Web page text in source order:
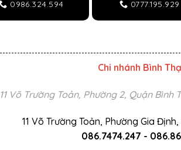
0986.324.594 0777.195.929
Chi nhánh Bình
11 Võ Trường Toản, Phường 2, Quận Bình
11 Võ Trường Toản, Phường Gia
086.7474.247 -